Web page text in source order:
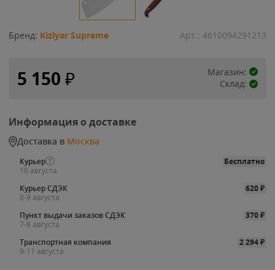
Бренд: Kizlyar Supreme Арт.: 4610094291213
5 150 ₽
Магазин:
Склад:
Информация о доставке
Доставка в Москва
Курьер
Бесплатно
10 августа
Курьер СДЭК
620₽
8-9 августа
Пункт выдачи заказов СДЭК
370₽
7-8 августа
Транспортная компания
2 294₽
9-11 августа